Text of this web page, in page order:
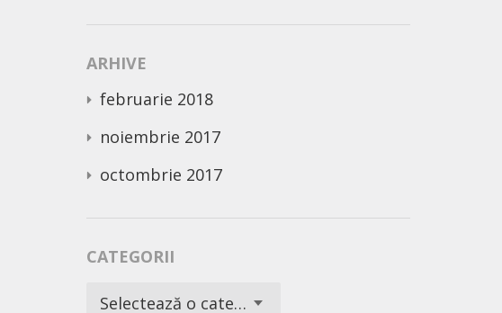
ARHIVE
februarie 2018
noiembrie 2017
octombrie 2017
CATEGORII
Categorii Selectează o categorie